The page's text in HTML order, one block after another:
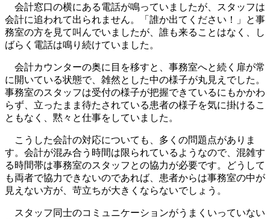
会計窓口の横にある電話が鳴っていましたが、スタッフは
会計に追われて出られません。「誰か出てください！」と事
務室の方を見て叫んでいましたが、誰も来ることはなく、し
ばらく電話は鳴り続けていました。
会計カウンターの奥に目を移すと、事務室へと続く扉が常
に開いている状態で、雑然とした中の様子が丸見えでした。
事務室のスタッフは受付の様子が把握できているにもかかわ
らず、立ったまま待たされている患者の様子を気に掛けるこ
ともなく、黙々と仕事をしていました。
こうした会計の対応についても、多くの問題点がありま
す。会計が混み合う時間は限られているようなので、混雑す
る時間帯は事務室のスタッフとの協力が必要です。どうして
も両者で協力できないのであれば、患者からは事務室の中が
見えない方が、苛立ちが大きくならないでしょう。
スタッフ同士のコミュニケーションがうまくいっていない